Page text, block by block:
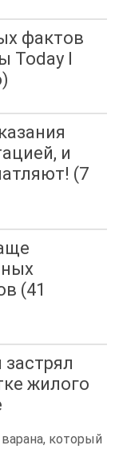
фактов
Today I
и
(7
(41
жилого
который